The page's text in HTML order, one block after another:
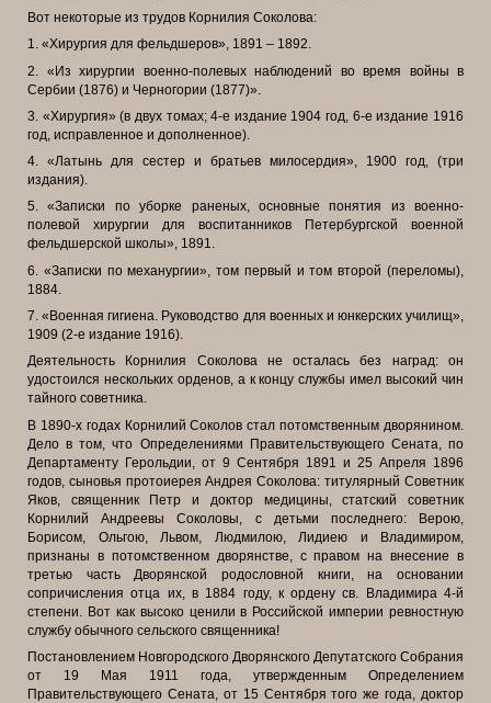
Вот некоторые из трудов Корнилия Соколова:
1. «Хирургия для фельдшеров», 1891 – 1892.
2. «Из хирургии военно-полевых наблюдений во время войны в
Сербии (1876) и Черногории (1877)».
3. «Хирургия» (в двух томах; 4-е издание 1904 год, 6-е издание 1916
год, исправленное и дополненное).
4. «Латынь для сестер и братьев милосердия», 1900 год, (три
издания).
5. «Записки по уборке раненых, основные понятия из военно-
полевой хирургии для воспитанников Петербургской военной
фельдшерской школы», 1891.
6. «Записки по механургии», том первый и том второй (переломы),
1884.
7. «Военная гигиена. Руководство для военных и юнкерских училищ»,
1909 (2-е издание 1916).
Деятельность Корнилия Соколова не осталась без наград: он
удостоился нескольких орденов, а к концу службы имел высокий чин
тайного советника.
В 1890-х годах Корнилий Соколов стал потомственным дворянином.
Дело в том, что Определениями Правительствующего Сената, по
Департаменту Герольдии, от 9 Сентября 1891 и 25 Апреля 1896
годов, сыновья протоиерея Андрея Соколова: титулярный Советник
Яков, священник Петр и доктор медицины, статский советник
Корнилий Андреевы Соколовы, с детьми последнего: Верою,
Борисом, Ольгою, Львом, Людмилою, Лидиею и Владимиром,
признаны в потомственном дворянстве, с правом на внесение в
третью часть Дворянской родословной книги, на основании
сопричисления отца их, в 1884 году, к ордену св. Владимира 4-й
степени. Вот как высоко ценили в Российской империи ревностную
службу обычного сельского священника!
Постановлением Новгородского Дворянского Депутатского Собрания
от 19 Мая 1911 года, утвержденным Определением
Правительствующего Сената, от 15 Сентября того же года, доктор